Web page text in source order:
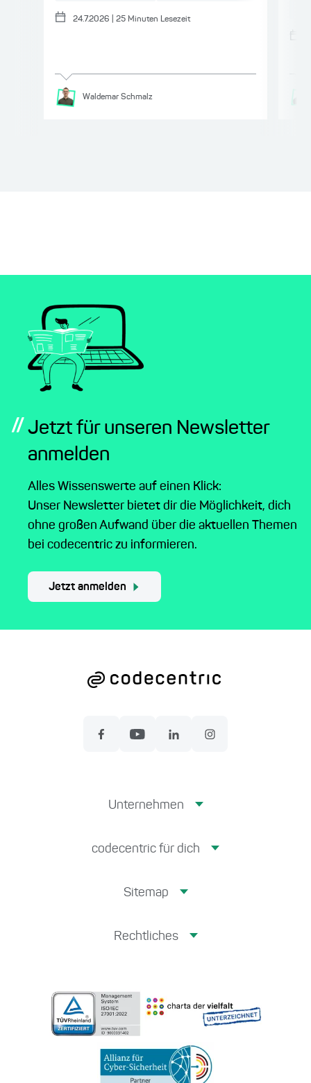
24.7.2026 25 Minuten Lesezeit
Waldemar Schmalz
// Jetzt für unseren Newsletter
anmelden
Alles Wissenswerte auf einen Klick:
Unser Newsletter bietet dir die Möglichkeit, dich
ohne großen Aufwand über die aktuellen Themen
bei codecentric zu informieren.
Jetzt anmelden
Unternehmen
codecentric für dich
Sitemap
Rechtliches